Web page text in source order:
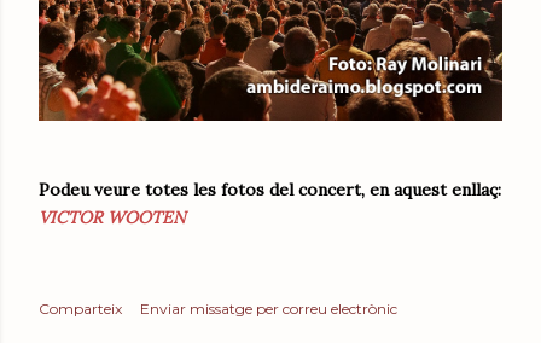
Podeu veure totes les fotos del concert, en aquest enllaç:
VICTOR WOOTEN
Comparteix Enviar missatge per correu electrònic